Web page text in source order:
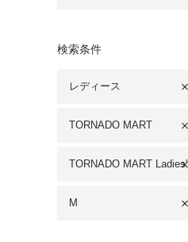
検索条件
レディース
TORNADO MART
TORNADO MART Ladies'
M